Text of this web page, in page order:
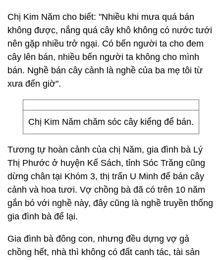
Chị Kim Năm cho biết: "Nhiều khi mưa quá bán
không được, nắng quá cây khô không có nước tưới
nên gặp nhiều trở ngại. Có bến người ta cho đem
cây lên bán, nhiều bến người ta không cho mình
bán. Nghề bán cây cảnh là nghề của ba mẹ tôi từ
xưa đến giờ".
Chị Kim Năm chăm sóc cây kiểng để bán.
Tương tự hoàn cảnh của chị Năm, gia đình bà Lý
Thị Phước ở huyện Kế Sách, tỉnh Sóc Trăng cũng
dừng chân tại Khóm 3, thị trấn U Minh để bán cây
cảnh và hoa tươi. Vợ chồng bà đã có trên 10 năm
gắn bó với nghề này, đây cũng là nghề truyền thống
gia đình bà để lại.
Gia đình bà đông con, nhưng đều dựng vợ gả
chồng hết, nhà thì không có đất canh tác, tài sản